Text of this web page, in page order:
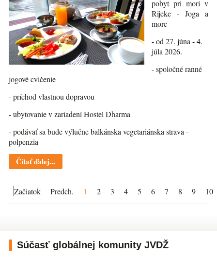
pobyt pri mori v
Rijeke - Joga a
more
- od 27. júna - 4.
júla 2026.
- spoločné ranné
jogové cvičenie
- príchod vlastnou dopravou
- ubytovanie v zariadení Hostel Dharma
- podávať sa bude výlučne balkánska vegetariánska strava -
polpenzia
Čítať ďalej...
Začiatok Predch. 1 2 3 4 5 6 7 8 9 10
Súčasť globálnej komunity JVDŽ